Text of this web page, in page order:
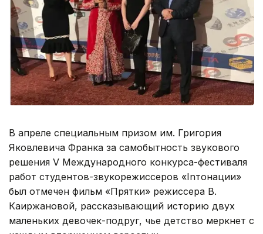
В апреле специальным призом им. Григория
Яковлевича Франка за самобытность звукового
решения V Международного конкурса-фестиваля
работ студентов-звукорежиссеров «Inтонации»
был отмечен фильм «Прятки» режиссера В.
Каиржановой, рассказывающий историю двух
маленьких девочек-подруг, чье детство меркнет с